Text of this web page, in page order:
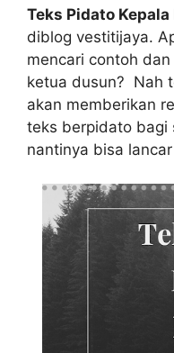
Teks Pidato Kepala
diblog vestitijaya.
mencari contoh
ketua dusun? Nah
akan memberikan
teks berpidato bagi
nantinya bisa